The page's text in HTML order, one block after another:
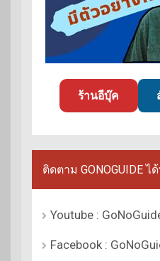
ร้านอีบุ๊ค
ติดตาม GONOGUIDE ไ
Youtube :
Facebook :